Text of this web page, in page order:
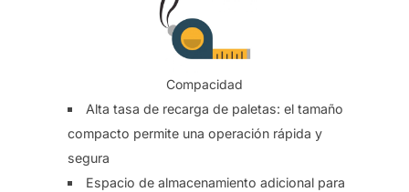
Compacidad
Alta tasa de recarga de paletas: el tamaño
compacto permite una operación rápida y
segura
Espacio de almacenamiento adicional para